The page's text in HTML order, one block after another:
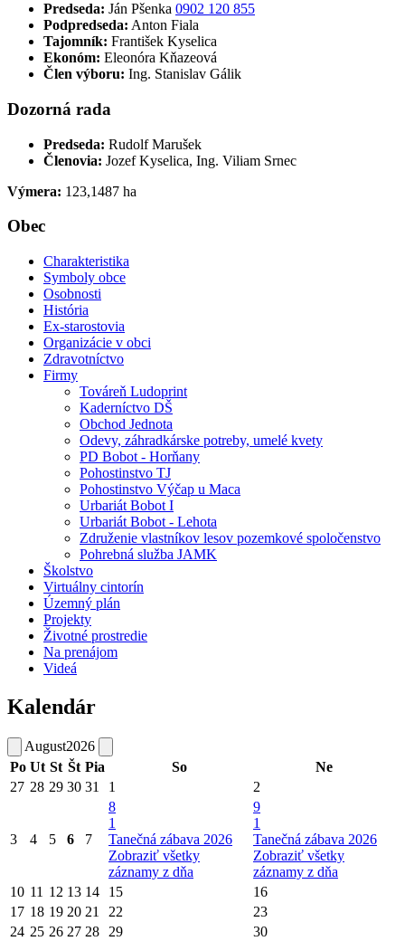
Predseda: Ján Pšenka 0902 120 855
Podpredseda: Anton Fiala
Tajomník: František Kyselica
Ekonóm: Eleonóra Kňazeová
Člen výboru: Ing. Stanislav Gálik
Dozorná rada
Predseda: Rudolf Marušek
Členovia: Jozef Kyselica, Ing. Viliam Srnec
Výmera: 123,1487 ha
Obec
Charakteristika
Symboly obce
Osobnosti
História
Ex-starostovia
Organizácie v obci
Zdravotníctvo
Firmy
Továreň Ludoprint
Kaderníctvo DŠ
Obchod Jednota
Odevy, záhradkárske potreby, umelé kvety
PD Bobot - Horňany
Pohostinstvo TJ
Pohostinstvo Výčap u Maca
Urbariát Bobot I
Urbariát Bobot - Lehota
Združenie vlastníkov lesov pozemkové spoločenstvo
Pohrebná služba JAMK
Školstvo
Virtuálny cintorín
Územný plán
Projekty
Životné prostredie
Na prenájom
Videá
Kalendár
August2026
Po Ut St Št Pia So
Ne
27 28 29 30 31 1 2
3 4 5 6 7
8
1
Tanečná zábava 2026
Zobraziť všetky
záznamy z dňa
9
1
Tanečná zábava 2026
Zobraziť všetky
záznamy z dňa
10 11 12 13 14 15
16
17 18 19 20 21 22
23
24 25 26 27 28 29
30